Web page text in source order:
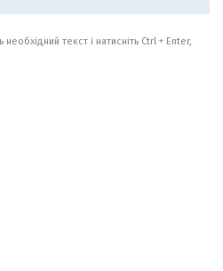
текст і натисніть Ctrl + Enter,